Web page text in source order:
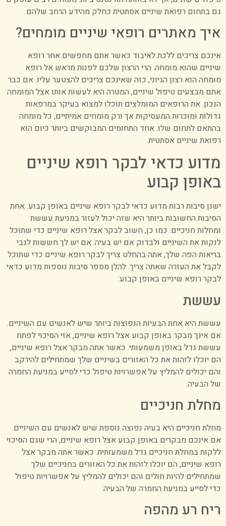
גם בתחום רפואת שיניים אסתטית כחלק מהידע הרחב שלהם.
איך מאתרים רופאי שיניים מומחים?
אינכם צריכים ללכת לאיבוד כאשר אתם מחפשים אחר רופא
שיניים שהוא מומחה. הרי הרצון שלכם לפנות מראש אל רופא
מומחה הוא רצון הגיוני, כזה שאינכם צריכים להצטער עליו. אם כבר
אתם מבצעים טיפול שיניים, המטרה היא לעשות אותו אצל המומחה
הנכון. את הרופאים המומלצים תוכלו למצוא בעיקר במרפאות
גדולות ומוכרות המעסיקות אך ורק מומחים אמיתיים, כל מומחה
בהתאם לתחום שלו. אחד התחומים המבוקשים ביותר כיום הוא
רפואת שיניים אסתטית.
מדוע כדאי לבקר רופא שיניים
באופן קבוע
ישנן סיבות רבות מדוע כדאי לבקר רופא שיניים באופן קבוע. אחת
הסיבות החשובות ביותר היא שזה יכול לעזור במניעת עששת
ומחלות חניכיים. כמו כן, חשוב לבקר אצל רופא שיניים כדי שתוכל
לנקות את השיניים ולבדוק אם יש בעיה. אם יש לך חששות לגבי
בריאות הפה שלך, אתה בהחלט צריך לבקר רופא שיניים כדי שתוכל
לקבל את העזרה שאתה צריך. להלן מספר סיבות נוספות מדוע כדאי
לבקר רופא שיניים באופן קבוע:
עששת
עששת היא אחת הבעיות הנפוצות ביותר שיש לאנשים עם השיניים.
אם אינך מבקר באופן קבוע אצל רופא שיניים, אזי הסיכוי לפתח
עששת גדל באופן משמעותי. כאשר אתה מבקר אצל רופא שיניים,
הם יוכלו לזהות את כל האזורים בשיניים שלך שמתחילים להירקב
והם יכולים להמליץ על אפשרויות טיפול כדי לסייע במניעת החמרה
של הבעיה.
מחלת חניכיים
מחלת חניכיים היא בעיה נפוצה נוספת שיש לאנשים עם השיניים.
אם אינכם מבקרים באופן קבוע אצל רופא שיניים, הרי שגם הסיכוי
ללקות במחלת חניכיים גדל משמעותית. כאשר אתה מבקר אצל
רופא שיניים, הם יוכלו לזהות את כל האזורים בחניכיים שלך
שמתחילים להיות חולים והם יכולים להמליץ על אפשרויות טיפול
כדי לסייע במניעת החמרה של הבעיה.
ריח רע מהפה